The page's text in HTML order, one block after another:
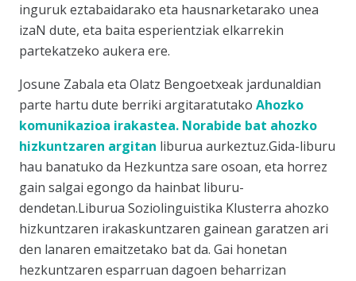
inguruk eztabaidarako eta hausnarketarako unea
izaN dute, eta baita esperientziak elkarrekin
partekatzeko aukera ere.
Josune Zabala eta Olatz Bengoetxeak jardunaldian
parte hartu dute berriki argitaratutako Ahozko
komunikazioa irakastea. Norabide bat ahozko
hizkuntzaren argitan liburua aurkeztuz.Gida-liburu
hau banatuko da Hezkuntza sare osoan, eta horrez
gain salgai egongo da hainbat liburu-
dendetan.Liburua Soziolinguistika Klusterra ahozko
hizkuntzaren irakaskuntzaren gainean garatzen ari
den lanaren emaitzetako bat da. Gai honetan
hezkuntzaren esparruan dagoen beharrizan